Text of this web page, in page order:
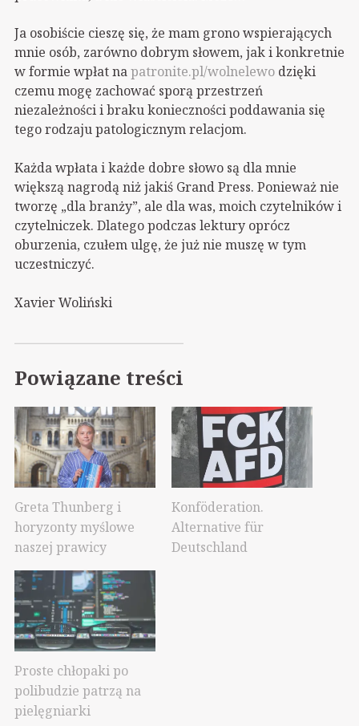
Ja osobiście cieszę się, że mam grono wspierających
mnie osób, zarówno dobrym słowem, jak i konkretnie
w formie wpłat napatronite.pl/wolnelewo dzięki
czemu mogę zachować sporą przestrzeń
niezależności i braku konieczności poddawania się
tego rodzaju patologicznym relacjom.
Każda wpłata i każde dobre słowo są dla mnie
większą nagrodą niż jakiś Grand Press. Ponieważ nie
tworzę „dla branży”, ale dla was, moich czytelników i
czytelniczek. Dlatego podczas lektury oprócz
oburzenia, czułem ulgę, że już nie muszę w tym
uczestniczyć.
Xavier Woliński
Powiązane treści
Greta Thunberg i
horyzonty myślowe
naszej prawicy
Konföderation.
Alternative für
Deutschland
Proste chłopaki po
polibudzie patrzą na
pielęgniarki